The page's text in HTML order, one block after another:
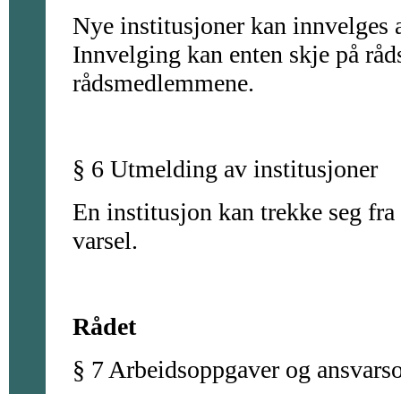
Nye institusjoner kan innvelges
Innvelging kan enten skje på
rådsmedlemmene.
§ 6 Utmelding av institusjoner
En institusjon kan trekke seg
varsel.
Rådet
§ 7 Arbeidsoppgaver og